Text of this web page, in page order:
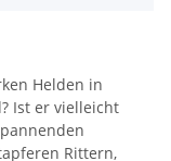
Helden in
Ist er vielleicht
Rittern,